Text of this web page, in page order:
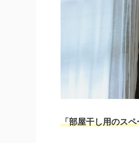
「部屋干し用のス